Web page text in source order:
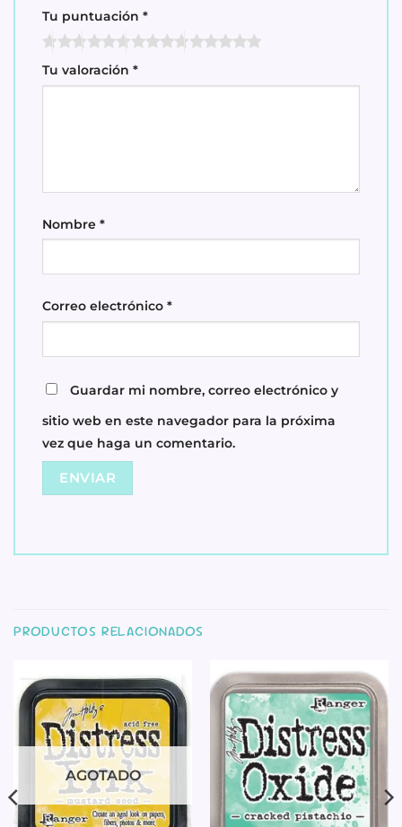
Tu puntuación *
Tu valoración *
Nombre *
Correo electrónico *
Guardar mi nombre, correo electrónico y
sitio web en este navegador para la próxima
vez que haga un comentario.
PRODUCTOS RELACIONADOS
AGOTADO